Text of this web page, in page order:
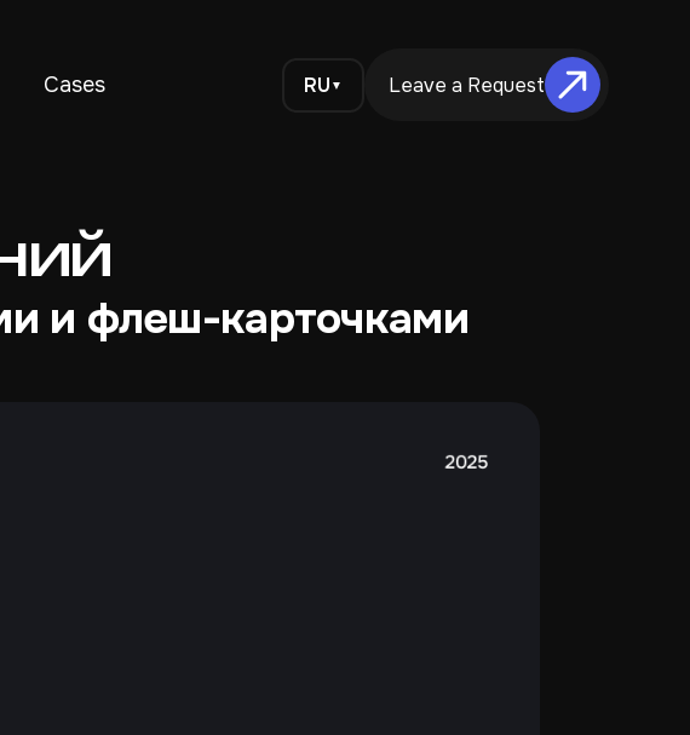
Cases RU ▼ Leave a Request
и флеш-карточками